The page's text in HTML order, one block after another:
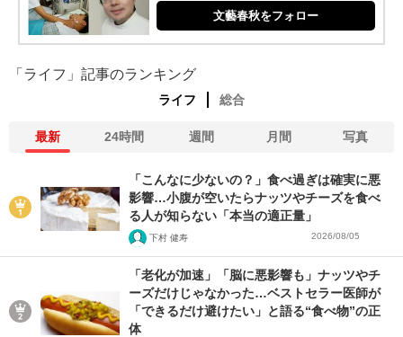
文藝春秋をフォロー
「ライフ」記事のランキング
ライフ 総合
最新 24時間 週間 月間 写真
「こんなに少ないの？」食べ過ぎは確実に悪
影響…小腹が空いたらナッツやチーズを食べ
る人が知らない「本当の適正量」
下村 健寿 2026/08/05
「老化が加速」「脳に悪影響も」ナッツやチ
ーズだけじゃなかった…ベストセラー医師が
「できるだけ避けたい」と語る“食べ物”の正
体